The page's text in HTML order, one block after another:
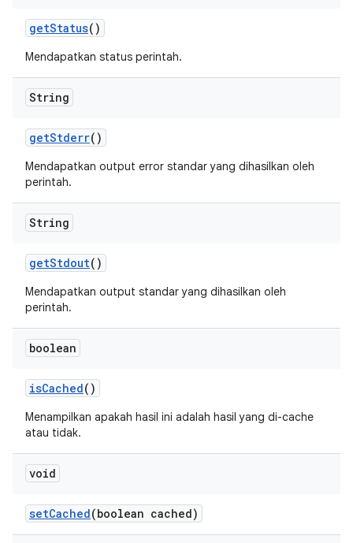
getStatus()
Mendapatkan status perintah.
String
getStderr()
Mendapatkan output error standar yang dihasilkan oleh
perintah.
String
getStdout()
Mendapatkan output standar yang dihasilkan oleh
perintah.
boolean
isCached()
Menampilkan apakah hasil ini adalah hasil yang di-cache
atau tidak.
void
setCached(boolean cached)